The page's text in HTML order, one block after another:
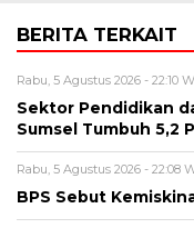
BERITA TERKAIT
Rabu, 5 Agustus 2026 - 22:10
Sektor Pendidikan
Sumsel Tumbuh 5,2
Rabu, 5 Agustus 2026 - 22:08
BPS Sebut